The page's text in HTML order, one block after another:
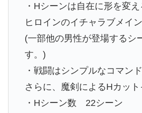
・Hシーンは自在に形を変
ヒロインのイチャラブメイン
(一部他の男性が登場するシ
す。)
・戦闘はシンプルなコマン
さらに、魔剣によるHカット
・Hシーン数 22シーン